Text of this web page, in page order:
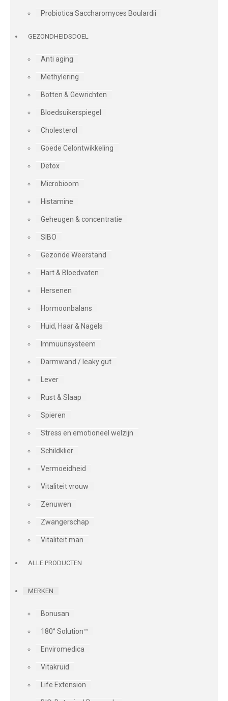
Probiotica Saccharomyces Boulardii
GEZONDHEIDSDOEL
Anti aging
Methylering
Botten & Gewrichten
Bloedsuikerspiegel
Cholesterol
Goede Celontwikkeling
Detox
Microbioom
Histamine
Geheugen & concentratie
SIBO
Gezonde Weerstand
Hart & Bloedvaten
Hersenen
Hormoonbalans
Huid, Haar & Nagels
Immuunsysteem
Darmwand / leaky gut
Lever
Rust & Slaap
Spieren
Stress en emotioneel welzijn
Schildklier
Vermoeidheid
Vitaliteit vrouw
Zenuwen
Zwangerschap
Vitaliteit man
ALLE PRODUCTEN
MERKEN
Bonusan
180° Solution™
Enviromedica
Vitakruid
Life Extension